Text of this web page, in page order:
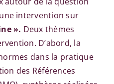
intervention sur
». Deux thèmes
D’abord, la
dans la pratique
des Références